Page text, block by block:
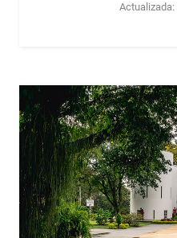
Actualizada: